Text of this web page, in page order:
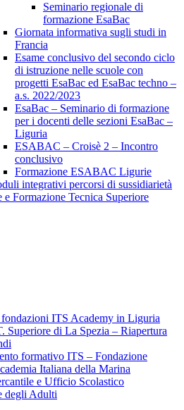
Seminario regionale di
formazione EsaBac
Giornata informativa sugli studi in
Francia
Esame conclusivo del secondo ciclo
di istruzione nelle scuole con
progetti EsaBac ed EsaBac techno –
a.s. 2022/2023
EsaBac – Seminario di formazione
per i docenti delle sezioni EsaBac –
Liguria
ESABAC – Croisè 2 – Incontro
conclusivo
Formazione ESABAC Ligurie
integrativi percorsi di sussidiarietà
e Formazione Tecnica Superiore
ITS Academy in Liguria
Superiore di La Spezia – Riapertura
formativo ITS – Fondazione
Italiana della Marina
e Ufficio Scolastico
degli Adulti